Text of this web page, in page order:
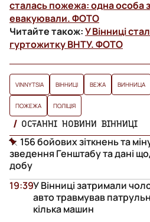
сталась пожежа: одна особа
евакуювали. ФОТО
Читайте також:У Вінниці
гуртожитку ВНТУ. ФОТО
VINNYTSIA ВІННИЦІ ВЕЖА ВИННИЦА
ПОЖЕЖА ПОЛІЦІЯ
ОСТАННІ НОВИНИ ВІННИЦІ
156 бойових зіткнень та
зведення Генштабу та дані
добу
У Вінниці затримали
авто травмував
кілька машин
19:39